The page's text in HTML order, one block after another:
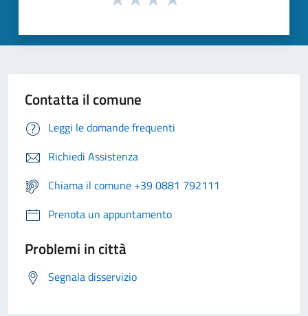
Contatta il comune
Leggi le domande frequenti
Richiedi Assistenza
Chiama il comune +39 0881 792111
Prenota un appuntamento
Problemi in città
Segnala disservizio